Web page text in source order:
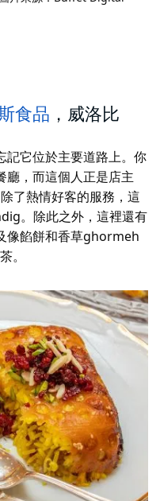
食品 ，威洛比
記它位於主要道路上。你
廳，而這個人正是店主
了熱情好客的服務，這
。除此之外，這裡還有
像餡餅和香草ghormeh
。